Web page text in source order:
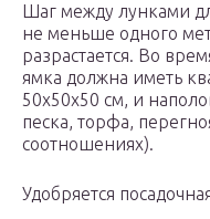
Шаг между лунками
не меньше одного
разрастается. Во
ямка должна иметь
50х50х50 см, и
песка, торфа,
соотношениях).
Удобряется